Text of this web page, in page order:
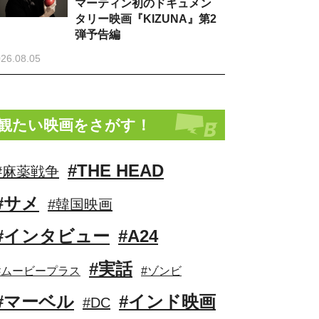
マーティン初のドキュメン
タリー映画『KIZUNA』第2
弾予告編
たい映画をさがす！
薬戦争 #THE HEAD
サメ
#韓国映画
インタビュー #A24
ービープラス #実話 #ゾンビ
マーベル #DC #インド映画